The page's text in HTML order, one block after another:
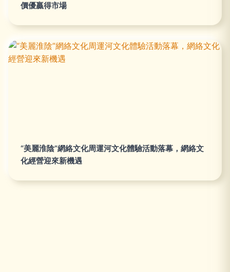
價優贏得市場
“美麗淮陰”網絡文化周運河文化體驗活動落幕，網絡文
化經營迎來新機遇